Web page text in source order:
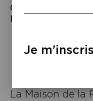
Constantin
Plis urgents »,
de
La Maison de la
Je m'inscris